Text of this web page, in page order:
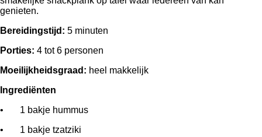
genieten.
Bereidingstijd: 5 minuten
Porties: 4 tot 6 personen
Moeilijkheidsgraad: heel makkelijk
Ingrediënten
• 1 bakje hummus
• 1 bakje tzatziki